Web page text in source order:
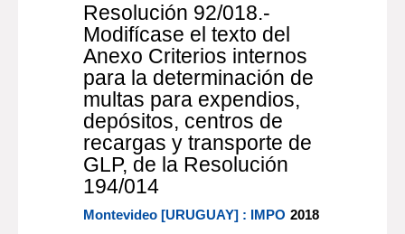
Resolución 92/018.-
Modifícase el texto del
Anexo Criterios internos
para la determinación de
multas para expendios,
depósitos, centros de
recargas y transporte de
GLP, de la Resolución
194/014
Montevideo [URUGUAY] : IMPO 2018